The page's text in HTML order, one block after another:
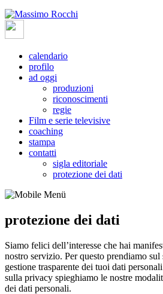
calendario
profilo
ad oggi
produzioni
riconoscimenti
regie
Film e serie televisive
coaching
stampa
contatti
sigla editoriale
protezione dei dati
protezione dei dati
Siamo felici dell’interesse che hai
nostro servizio. Per questo prendiamo
gestione trasparente dei tuoi dati
sulla privacy spieghiamo le nostre
dei dati personali.